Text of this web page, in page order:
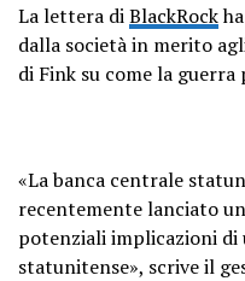
La lettera diBlackRock
dalla società in merito
di Fink su come la
«La banca centrale
recentemente lanciato
potenziali implicazioni
statunitense», scrive il